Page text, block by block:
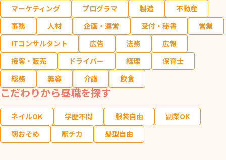
マーケティング
プログラマ 製造
不動産
事務
人材 企画・運営 受付・秘書
営業
ITコンサルタント
広告 法務
広報
接客・販売
ドライバー 経理
保育士
総務
美容 介護 飲食
こだわりから昼職を探す
ネイルOK 学歴不問 服装自由
副業OK
朝おそめ
駅チカ 髪型自由